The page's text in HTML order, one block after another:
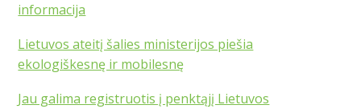
informacija
Lietuvos ateitį šalies ministerijos piešia
ekologiškesnę ir mobilesnę
Jau galima registruotis į penktąjį Lietuvos